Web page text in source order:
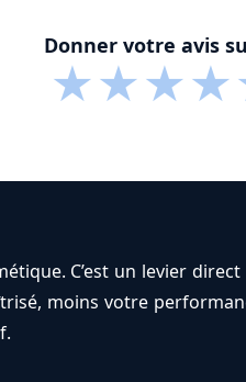
Donner votre avis
★★★★
C’est un levier
moins votre